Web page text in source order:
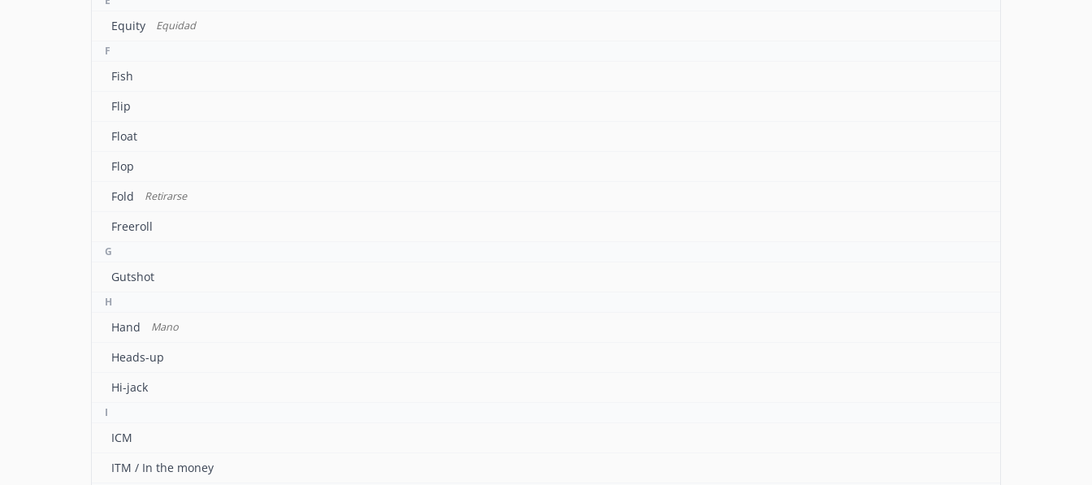
Equity
Equidad
F
Fish
Flip
Float
Flop
Fold
Retirarse
Freeroll
G
Gutshot
H
Hand Mano
Heads-up
Hi-jack
I
ICM
ITM / In the money